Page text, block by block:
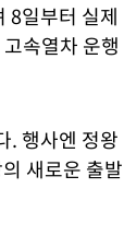
8일부터 실제
속열차 운행
. 행사엔 정왕
새로운 출발